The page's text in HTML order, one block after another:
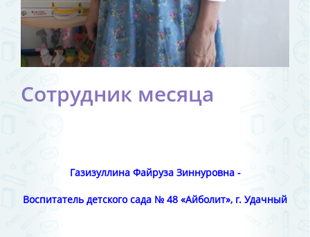
Сотрудник месяца
Газизуллина Файруза Зиннуровна -
Воспитатель детского сада № 48 «Айболит», г. Удачный